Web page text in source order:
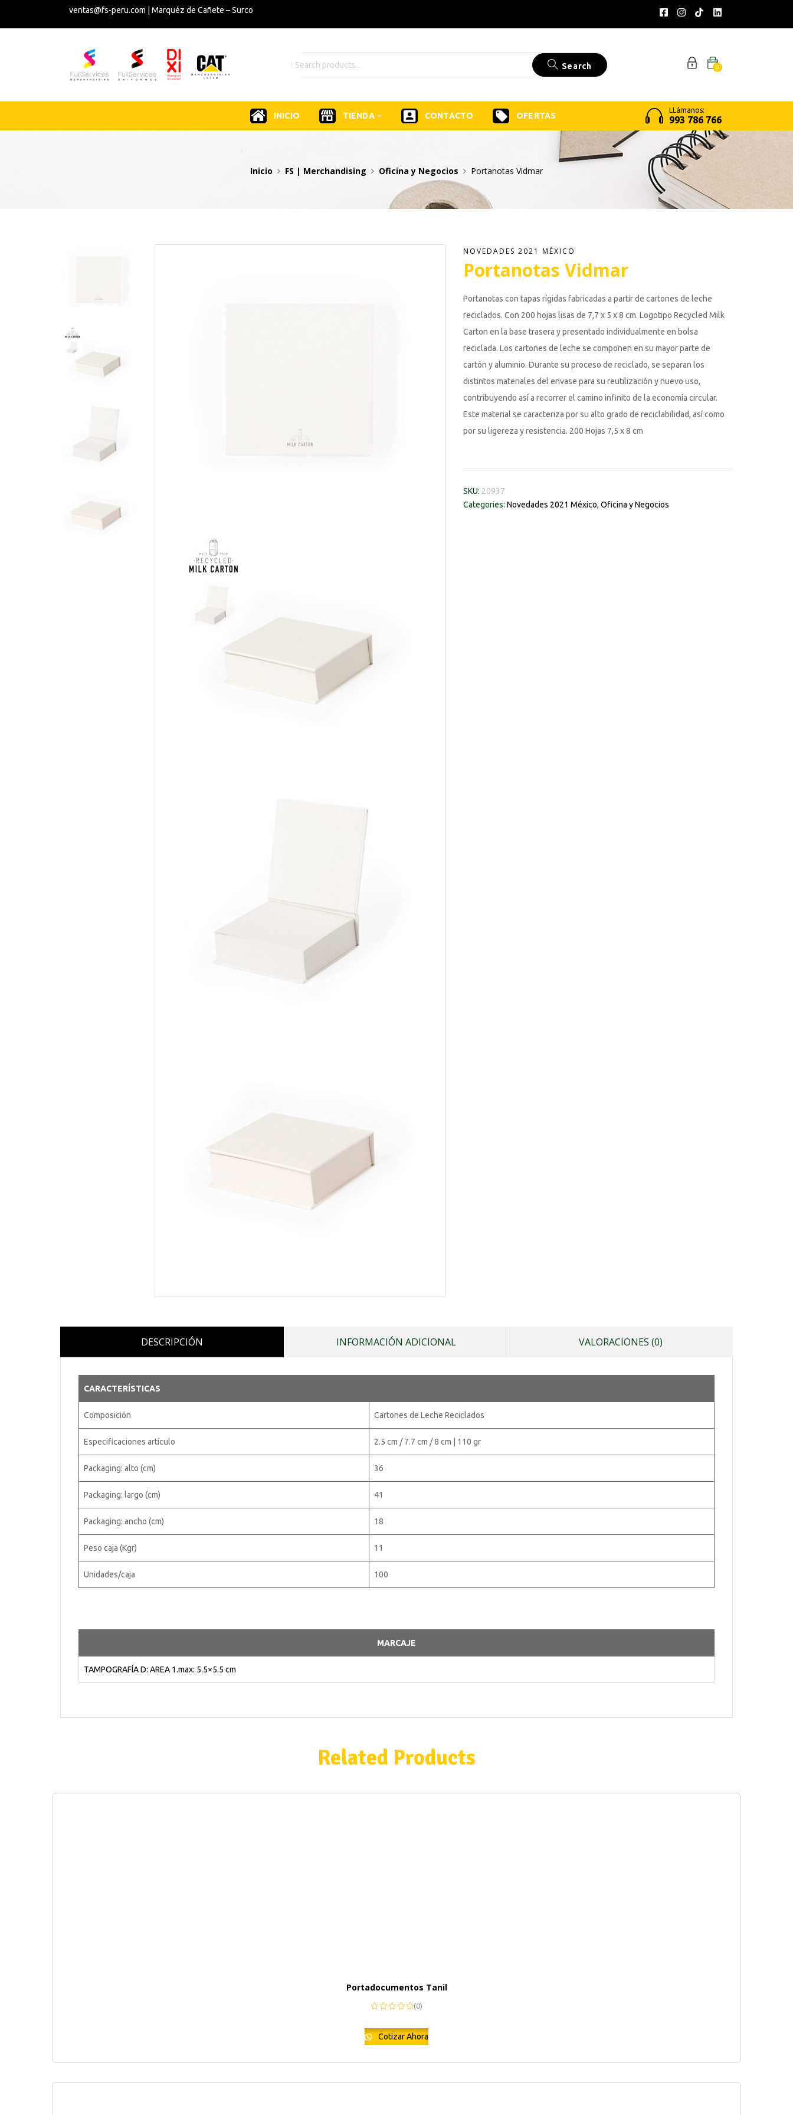
ventas@fs-peru.com | Marquéz de Cañete – Surco
Search 0
INICIO TIENDA CONTACTO OFERTAS
LLámanos:
993 786 766
Inicio FS | Merchandising Oficina y Negocios Portanotas Vidmar
NOVEDADES 2021 MÉXICO
Portanotas Vidmar
Portanotas con tapas rígidas fabricadas a partir de cartones de leche
reciclados. Con 200 hojas lisas de 7,7 x 5 x 8 cm. Logotipo Recycled Milk
Carton en la base trasera y presentado individualmente en bolsa
reciclada. Los cartones de leche se componen en su mayor parte de
cartón y aluminio. Durante su proceso de reciclado, se separan los
distintos materiales del envase para su reutilización y nuevo uso,
contribuyendo así a recorrer el camino infinito de la economía circular.
Este material se caracteriza por su alto grado de reciclabilidad, así como
por su ligereza y resistencia. 200 Hojas 7,5 x 8 cm
SKU: 20937
Categories: Novedades 2021 México, Oficina y Negocios
DESCRIPCIÓN INFORMACIÓN ADICIONAL VALORACIONES (0)
CARACTERÍSTICAS
Composición Cartones de Leche Reciclados
Especificaciones artículo 2.5 cm / 7.7 cm / 8 cm | 110 gr
Packaging: alto (cm) 36
Packaging: largo (cm) 41
Packaging: ancho (cm) 18
Peso caja (Kgr) 11
Unidades/caja 100
MARCAJE
TAMPOGRAFÍA D: AREA 1.max: 5.5×5.5 cm
Related Products
Portadocumentos Tanil
(0)
Cotizar Ahora